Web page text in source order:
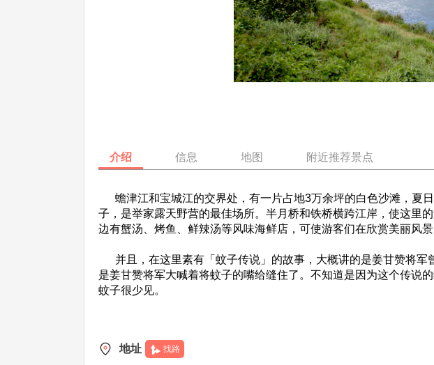
介绍 信息 地图 附近推荐景点
蟾津江和宝城江的交界处，有一片占地3万余坪的白色沙滩，夏
子，是举家露天野营的最佳场所。半月桥和铁桥横跨江岸，使这里
边有蟹汤、烤鱼、鲜辣汤等风味海鲜店，可使游客们在欣赏美丽风
并且，在这里素有「蚊子传说」的故事，大概讲的是姜甘赞将军
是姜甘赞将军大喊着将蚊子的嘴给缝住了。不知道是因为这个传说
蚊子很少见。
地址 找路